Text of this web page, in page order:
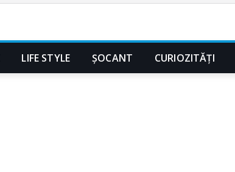
LIFE STYLE ȘOCANT CURIOZITĂȚI